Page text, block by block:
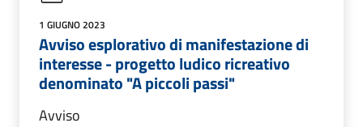
1 GIUGNO 2023
Avviso esplorativo di manifestazione di
interesse - progetto ludico ricreativo
denominato "A piccoli passi"
Avviso